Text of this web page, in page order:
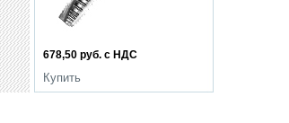
678,50 руб. с НДС
Купить